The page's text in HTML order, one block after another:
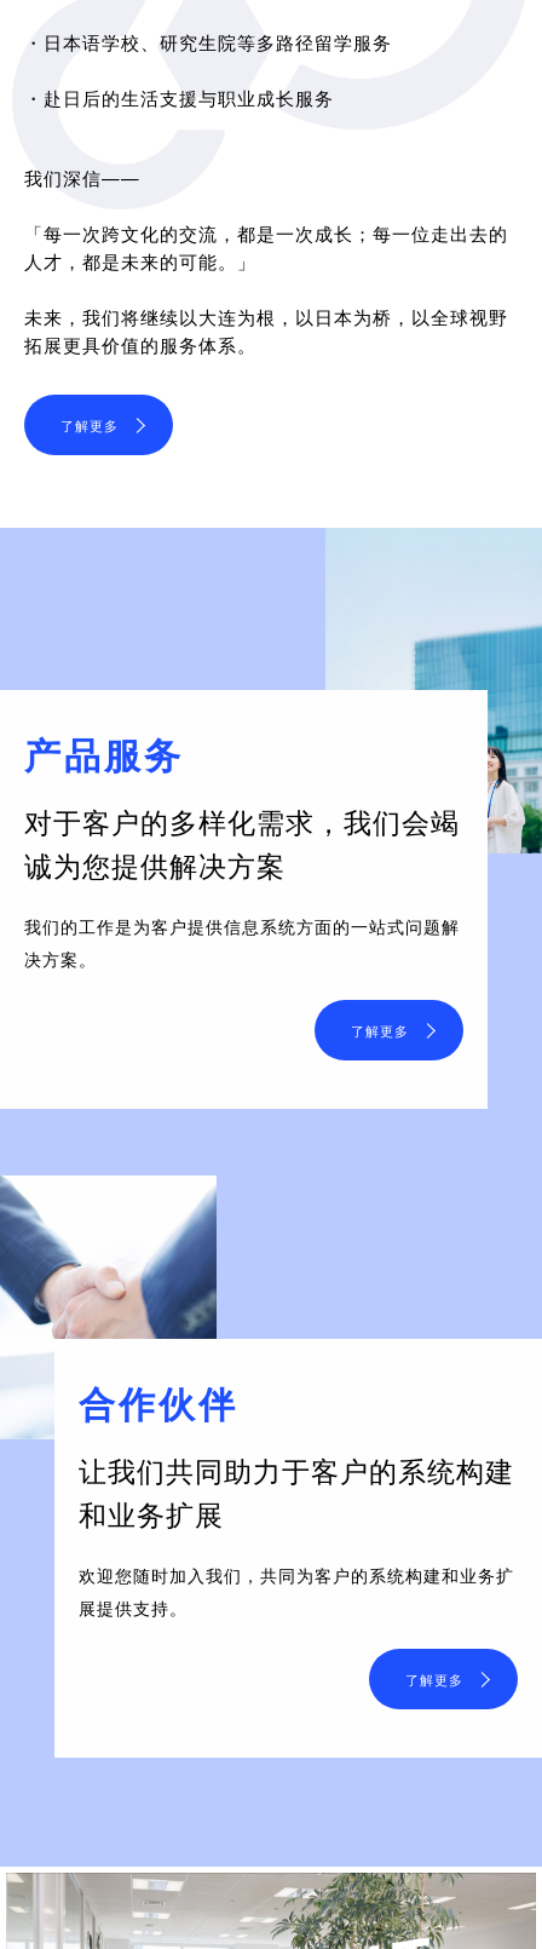
・日本语学校、研究生院等多路径留学服务
・赴日后的生活支援与职业成长服务
我们深信——
「每一次跨文化的交流，都是一次成长；每一位走出去的
人才，都是未来的可能。」
未来，我们将继续以大连为根，以日本为桥，以全球视野
拓展更具价值的服务体系。
了解更多
产品服务
对于客户的多样化需求， 我们会竭
诚为您提供解决方案
我们的工作是为客户提供信息系统方面的一站式问题解
决方案。
了解更多
合作伙伴
让我们共同助力于客户的系统构建
和业务扩展
欢迎您随时加入我们，共同为客户的系统构建和业务扩
展提供支持。
了解更多